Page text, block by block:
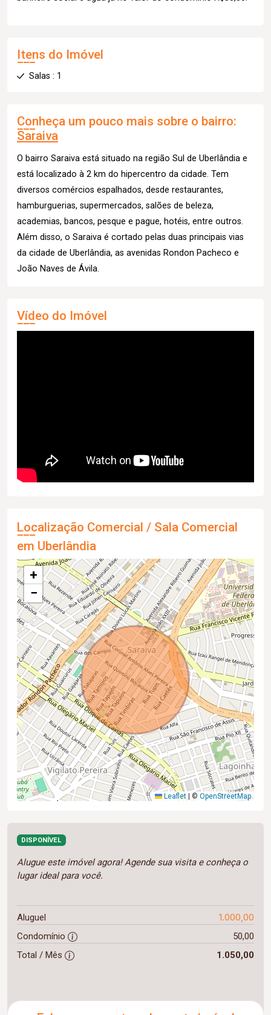
Itens do Imóvel
Salas : 1
Conheça um pouco mais sobre o bairro:
Saraiva
O bairro Saraiva está situado na região Sul de Uberlândia e
está localizado à 2 km do hipercentro da cidade. Tem
diversos comércios espalhados, desde restaurantes,
hamburguerias, supermercados, salões de beleza,
academias, bancos, pesque e pague, hotéis, entre outros.
Além disso, o Saraiva é cortado pelas duas principais vias
da cidade de Uberlândia, as avenidas Rondon Pacheco e
João Naves de Ávila.
Vídeo do Imóvel
Localização Comercial / Sala Comercial
em Uberlândia
+
−
Leaflet © OpenStreetMap
DISPONÍVEL
Alugue este imóvel agora! Agende sua visita e conheça o
lugar ideal para você.
Aluguel 1.000,00
Condomínio
50,00
Total / Mês
1.050,00